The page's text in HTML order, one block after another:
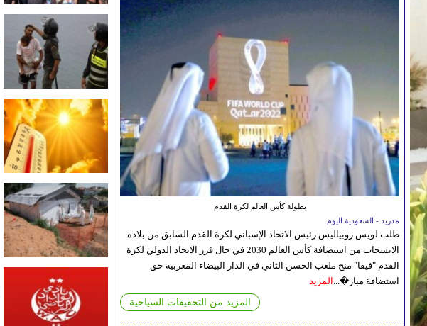
بطولة كأس العالم لكرة القدم
مدريد - السعودية اليوم
طلب لويس روبياليس رئيس الاتحاد الإسباني لكرة القدم السابق من بلاده
الانسحاب من استضافة كأس العالم 2030 في حال قرر الاتحاد الدولي لكرة
القدم "فيفا" منح ملعب الحسن الثاني في الدار البيضاء المغربية حق
استضافة مبار�... المزيد
المزيد من التحقيقات السياحية